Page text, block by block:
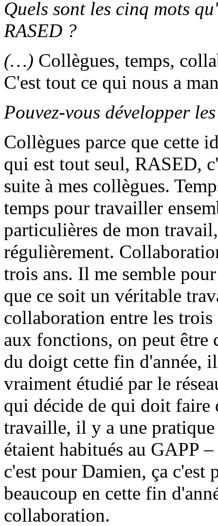
Quels sont les cinq mots
RASED ?
(…) Collègues, temps,
C'est tout ce qui nous a
Pouvez-vous développer
Collègues parce que cette
qui est tout seul, RASED,
suite à mes collègues.
temps pour travailler
particulières de mon
régulièrement.
trois ans. Il me semble
que ce soit un véritable
collaboration entre les
aux fonctions, on peut
du doigt cette fin d'année,
vraiment étudié par le
qui décide de qui doit faire
travaille, il y a une
étaient habitués au GAPP
c'est pour Damien, ça c'est
beaucoup en cette fin
collaboration.